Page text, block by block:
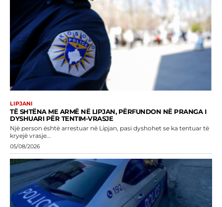
LIPJANI
TË SHTËNA ME ARMË NË LIPJAN, PËRFUNDON NË PRANGA I
DYSHUARI PËR TENTIM-VRASJE
Një person është arrestuar në Lipjan, pasi dyshohet se ka tentuar të
kryejë vrasje...
05/08/2026